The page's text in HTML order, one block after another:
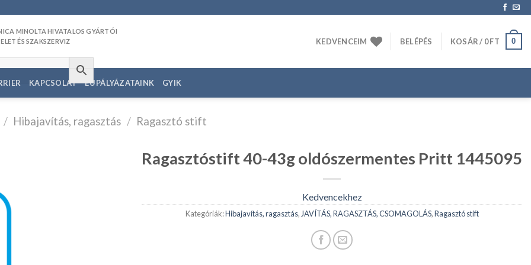
KEDVENCEIM BELÉPÉS KOSÁR / 0FT 0
KAPCSOLAT EU PÁLYÁZATAINK GYIK
/ Hibajavítás, ragasztás / Ragasztó stift
Ragasztóstift 40-43g oldószermentes Pritt 1445095
Kedvencekhez
Kategóriák:Hibajavítás, ragasztás, JAVÍTÁS, RAGASZTÁS, CSOMAGOLÁS,Ragasztó stift